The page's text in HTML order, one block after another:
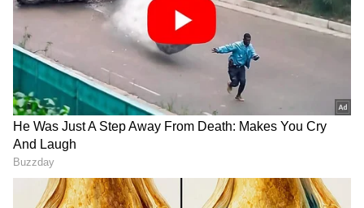
ಕ್ಷಣಕ್ಷಣದ ಕನ್ನಡ ಸುದ್ದಿ (
Kannada News)
ಅಪ್ಡೇಟ್‌ಗಳಿಗಾಗಿ ಏಷ್ಯಾನೆಟ್ ಸುವರ್ಣ ನ್ಯೂಸ್‌ ಫಾಲೋ
ಮಾಡಿ. ಬ್ರೇಕಿಂಗ್ ಸುದ್ದಿ (Latest Kannada News
ವಿಶೇಷ ವರದಿಗಳು ಮತ್ತು ನೇರ ಪ್ರಸಾರಗಳೊಂದಿಗೆ
(kannada news live) ಸಂಪೂರ್ಣ ಮಾಹಿತಿ ಒಂದೇ
ಕ್ಲಿಕ್‌ನಲ್ಲಿ ಲಭ್ಯ. ಏಷ್ಯಾನೆಟ್ ಸುವರ್ಣ ನ್ಯೂಸ್ ಅಧಿಕೃತ
ಆ್ಯಪ್ ಡೌನ್‌ಲೋಡ್ ಮಾಡಿ ಹಾಗು ಎಲ್ಲಾ ಅಪ್‌ಡೇಟ್
ಗಳನ್ನು ಪಡೆಯಿರಿ